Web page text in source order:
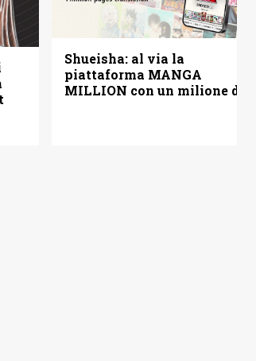
Shueisha: al via la
piattaforma MANGA
MILLION con un milione di